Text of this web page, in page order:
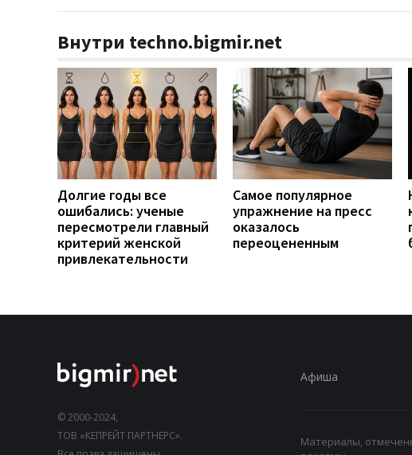
Внутри techno.bigmir.net
Долгие годы все
ошибались: ученые
пересмотрели главный
критерий женской
привлекательности
Самое популярное
упражнение на пресс
оказалось
переоцененным
© 2000-2024,
ТОВ «КЕПРЕЙТ ПАРТНЕРС».
Афиша
Материалы,